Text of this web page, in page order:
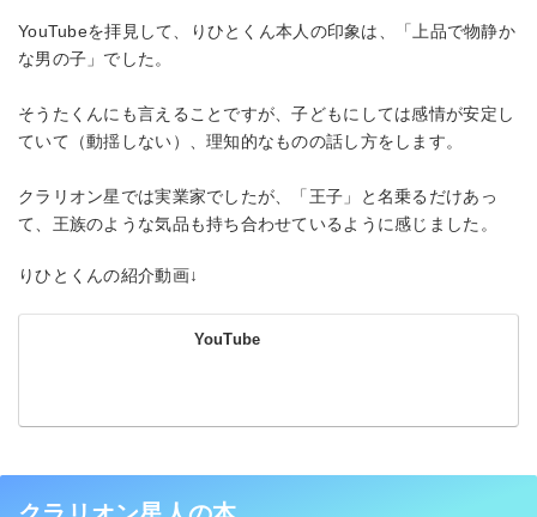
YouTubeを拝見して、りひとくん本人の印象は、「上品で物静か
な男の子」でした。
そうたくんにも言えることですが、子どもにしては感情が安定し
ていて（動揺しない）、理知的なものの話し方をします。
クラリオン星では実業家でしたが、「王子」と名乗るだけあっ
て、王族のような気品も持ち合わせているように感じました。
りひとくんの紹介動画↓
YouTube